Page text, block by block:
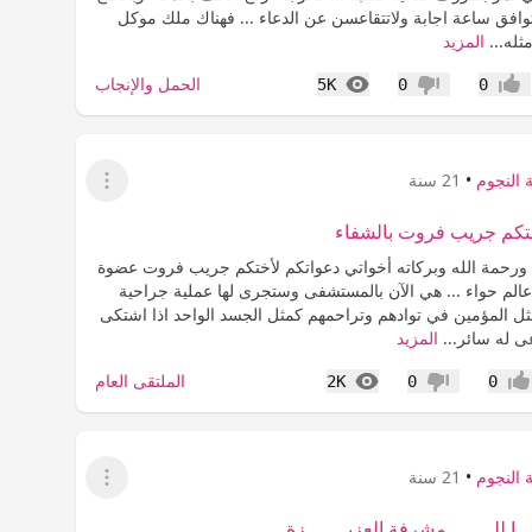
ساعة اجابة ولاتتقاعسن عن الدعاء ... فهناك ملك موكل
المزيد
إعجاب0 عدم إعجاب
0
5K
المشاهدات الحمل والإنجاب
النجوم • 21 سنة
عرض القائمة
جريب فروت بالشفاء
ورحمة الله وبركاته أخواتي دعواتكم لأختكم جريب فروت عضوة
عالم حواء ... هي الآن بالمستشفى وستجرى لها عملية جراحية
المؤمين في توادهم وتراحمهم كمثل الجسد الواحد اذا اشتكى
له سائر... المزيد
إعجاب0 عدم إعجاب
0
2K
المشاهدات الملتقى العام
النجوم • 21 سنة
عرض القائمة